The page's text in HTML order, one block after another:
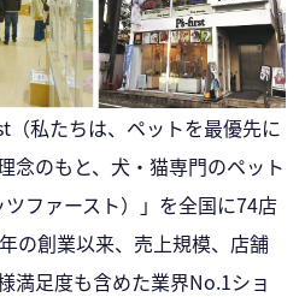
（私たちは、ペットを最優先に
念のもと、犬・猫専門のペット
ファースト）」を全国に74店
の創業以来、売上規模、店舗
満足度も含めた業界No.1ショ